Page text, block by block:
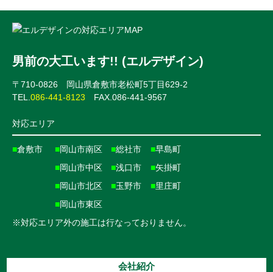
男前の大工います!! (エルデザイン)
〒710-0826 岡山県倉敷市老松町5丁目629-2
TEL. 086-441-8123 FAX.086-441-9567
対応エリア
■倉敷市 ■岡山市南区
■岡山市中区
■岡山市北区
■岡山市東区
■総社市
■浅口市
■玉野市
■早島町
■矢掛町
■里庄町
※対応エリア外の施工は行なっておりません。
会社紹介